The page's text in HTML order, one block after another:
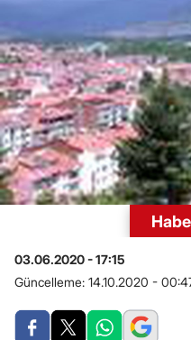
03.06.2020 - 17:15
Güncelleme: 14.10.2020 -